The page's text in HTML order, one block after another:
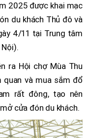
2025 được khai mạc
du khách Thủ đô và
4/11 tại Trung tâm
ra Hội chợ Mùa Thu
quan và mua sắm đổ
rất đông, tạo nên
cửa đón du khách.